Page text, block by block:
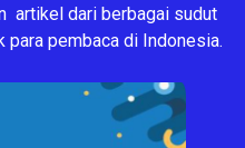
artikel dari berbagai sudut
para pembaca di Indonesia.